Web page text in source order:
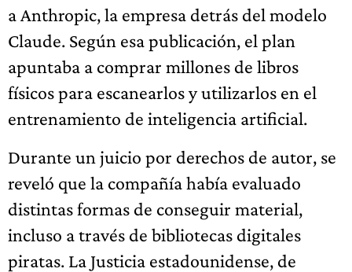
a Anthropic, la empresa detrás del modelo
Claude. Según esa publicación, el plan
apuntaba a comprar millones de libros
físicos para escanearlos y utilizarlos en el
entrenamiento de inteligencia artificial.
Durante un juicio por derechos de autor, se
reveló que la compañía había evaluado
distintas formas de conseguir material,
incluso a través de bibliotecas digitales
piratas. La Justicia estadounidense, de